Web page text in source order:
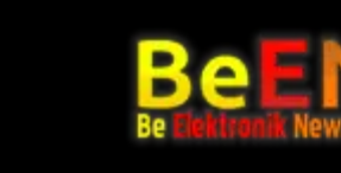
Media
Informasi